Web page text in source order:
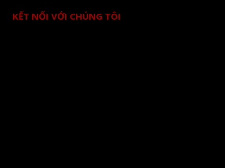
KẾT NỐI VỚI CHÚNG TÔI